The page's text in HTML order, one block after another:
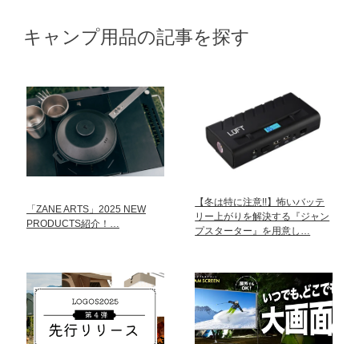
キャンプ用品の記事を探す
「ZANE ARTS」2025 NEW
PRODUCTS紹介！…
【冬は特に注意!!】怖いバッテ
リー上がりを解決する『ジャン
プスターター』を用意し…